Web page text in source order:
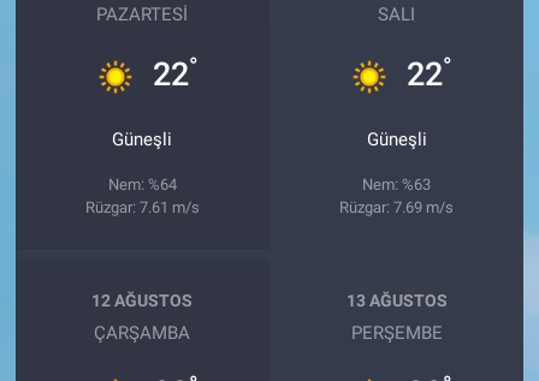
PAZARTESI
22°
Güneşli
Nem: %64
Rüzgar: 7.61 m/s
SALI
22°
Güneşli
Nem: %63
Rüzgar: 7.69 m/s
12 AĞUSTOS
ÇARŞAMBA
13 AĞUSTOS
PERŞEMBE